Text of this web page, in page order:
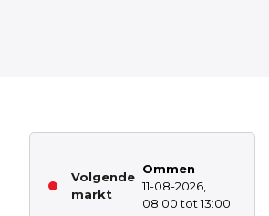
Volgende
markt
Ommen
11-08-2026,
08:00 tot 13:00